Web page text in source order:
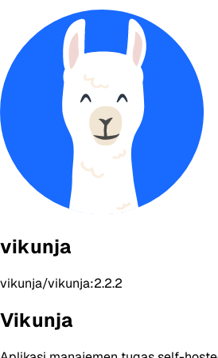
vikunja
vikunja/vikunja:2.2.2
Vikunja